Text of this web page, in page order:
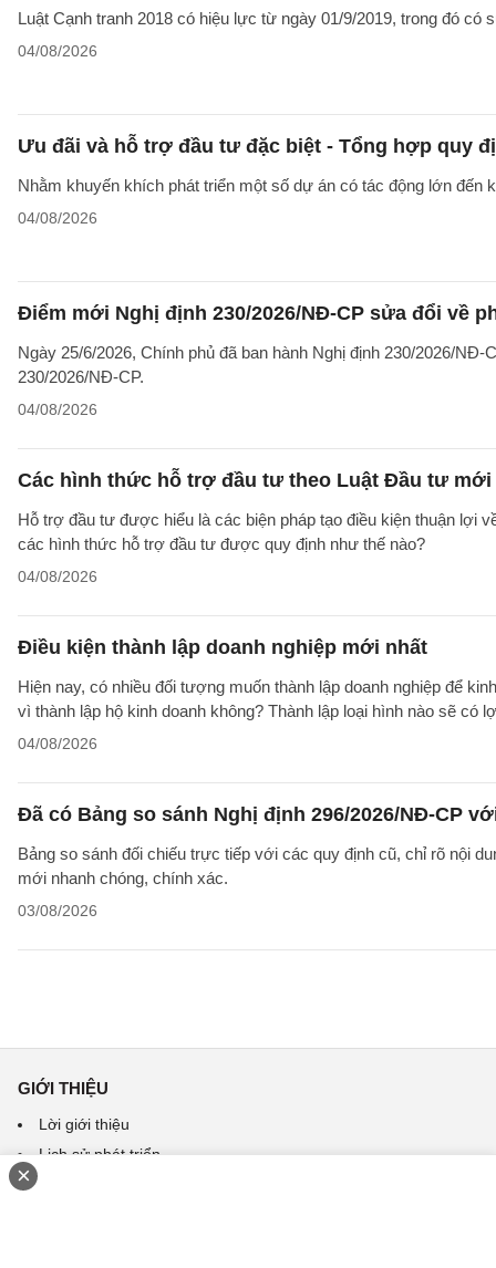
Luật Cạnh tranh 2018 có hiệu lực từ ngày 01/9/2019, trong đó
04/08/2026
Ưu đãi và hỗ trợ đầu tư đặc biệt - Tổng hợp quy
Nhằm khuyến khích phát triển một số dự án có tác động lớn đến
04/08/2026
Điểm mới Nghị định 230/2026/NĐ-CP sửa đổi về
Ngày 25/6/2026, Chính phủ đã ban hành Nghị định 230/2026/
230/2026/NĐ-CP.
04/08/2026
Các hình thức hỗ trợ đầu tư theo Luật Đầu tư mới
Hỗ trợ đầu tư được hiểu là các biện pháp tạo điều kiện thuận lợi
các hình thức hỗ trợ đầu tư được quy định như thế nào?
04/08/2026
Điều kiện thành lập doanh nghiệp mới nhất
Hiện nay, có nhiều đối tượng muốn thành lập doanh nghiệp để
vì thành lập hộ kinh doanh không? Thành lập loại hình nào sẽ có
04/08/2026
Đã có Bảng so sánh Nghị định 296/2026/NĐ-CP
Bảng so sánh đối chiếu trực tiếp với các quy định cũ, chỉ rõ nội
mới nhanh chóng, chính xác.
03/08/2026
GIỚI THIỆU
Lời giới thiệu
Lịch sử phát triển
×